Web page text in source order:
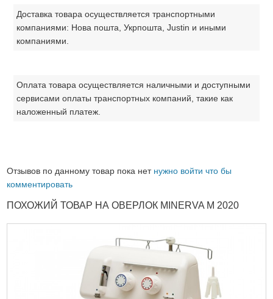
Доставка товара осуществляется транспортными
компаниями: Нова пошта, Укрпошта, Justin и иными
компаниями.
Оплата товара осуществляется наличными и доступными
сервисами оплаты транспортных компаний, такие как
наложенный платеж.
Отзывов по данному товар пока нет нужно войти что бы
комментировать
ПОХОЖИЙ ТОВАР НА ОВЕРЛОК MINERVA M 2020